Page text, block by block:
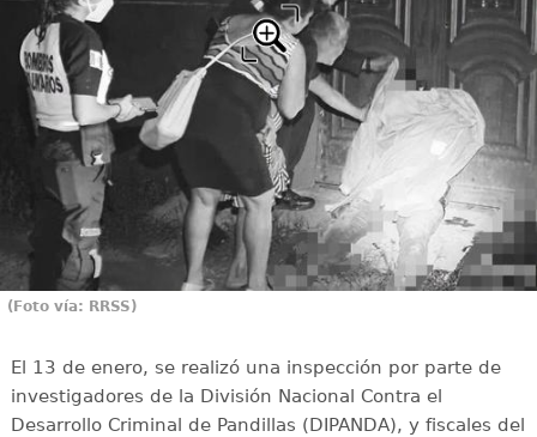
(Foto vía: RRSS)
El 13 de enero, se realizó una inspección por parte de
investigadores de la División Nacional Contra el
Desarrollo Criminal de Pandillas (DIPANDA), y fiscales del